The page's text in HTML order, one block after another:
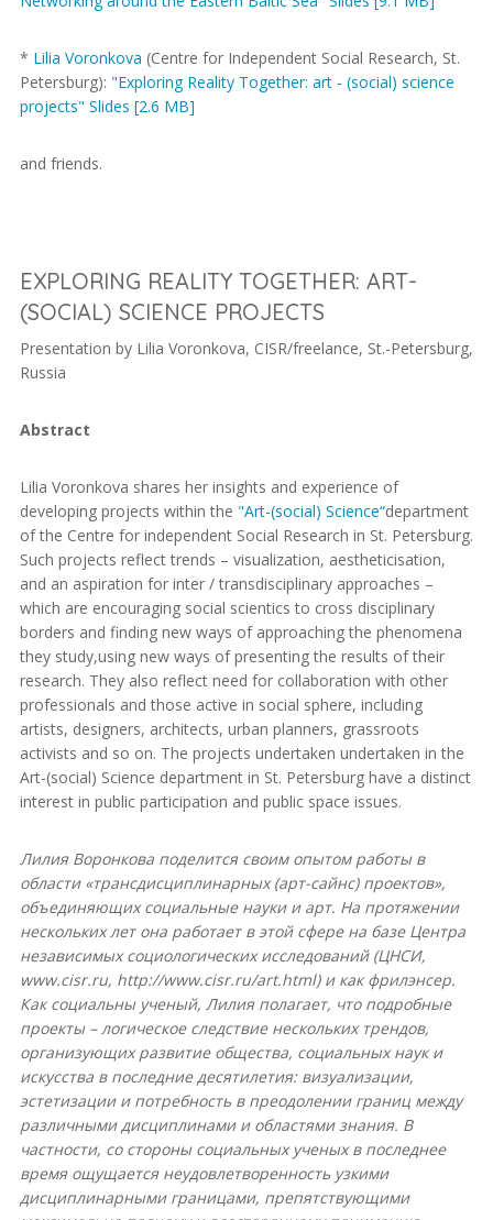
* Lilia Voronkova (Centre for Independent Social Research, St.
Petersburg): "Exploring Reality Together: art - (social) science
projects" Slides [2.6 MB]
and friends.
EXPLORING REALITY TOGETHER: ART-
(SOCIAL) SCIENCE PROJECTS
Presentation by Lilia Voronkova, CISR/freelance, St.-Petersburg,
Russia
Abstract
Lilia Voronkova shares her insights and experience of
developing projects within the "Art-(social) Science“department
of the Centre for independent Social Research in St. Petersburg.
Such projects reflect trends – visualization, aestheticisation,
and an aspiration for inter / transdisciplinary approaches –
which are encouraging social scientics to cross disciplinary
borders and finding new ways of approaching the phenomena
they study,using new ways of presenting the results of their
research. They also reflect need for collaboration with other
professionals and those active in social sphere, including
artists, designers, architects, urban planners, grassroots
activists and so on. The projects undertaken undertaken in the
Art-(social) Science department in St. Petersburg have a distinct
interest in public participation and public space issues.
Лилия Воронкова поделится своим опытом работы в
области «трансдисциплинарных (арт-сайнс) проектов»,
объединяющих социальные науки и арт. На протяжении
нескольких лет она работает в этой сфере на базе Центра
независимых социологических исследований (ЦНСИ,
www.cisr.ru, http://www.cisr.ru/art.html) и как фрилэнсер.
Как социальны ученый, Лилия полагает, что подробные
проекты – логическое следствие нескольких трендов,
организующих развитие общества, социальных наук и
искусства в последние десятилетия: визуализации,
эстетизации и потребность в преодолении границ между
различными дисциплинами и областями знания. В
частности, со стороны социальных ученых в последнее
время ощущается неудовлетворенность узкими
дисциплинарными границами, препятствующими